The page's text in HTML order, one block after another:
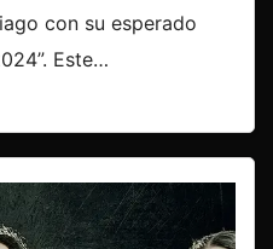
con su esperado
Este…